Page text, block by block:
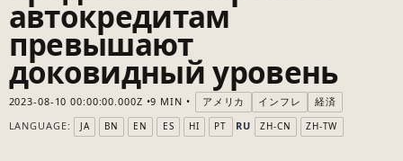
автокредитам
превышают
доковидный уровень
2023-08-10 00:00:00.000Z 9 MIN アメリカ インフレ
経済
LANGUAGE:
JA BN EN ES HI PT RU ZH-CN ZH-TW